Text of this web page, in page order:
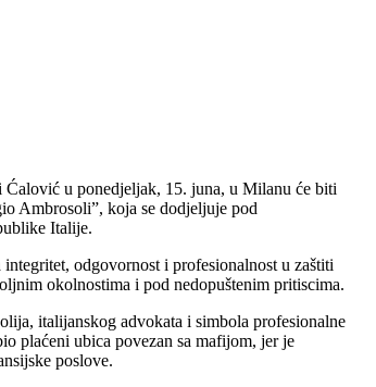
u ponedjeljak, 15. juna, u Milanu će biti
Ambrosoli”, koja se dodjeljuje pod
Italije.
odgovornost i profesionalnost u zaštiti
okolnostima i pod nedopuštenim pritiscima.
italijanskog advokata i simbola profesionalne
plaćeni ubica povezan sa mafijom, jer je
poslove.